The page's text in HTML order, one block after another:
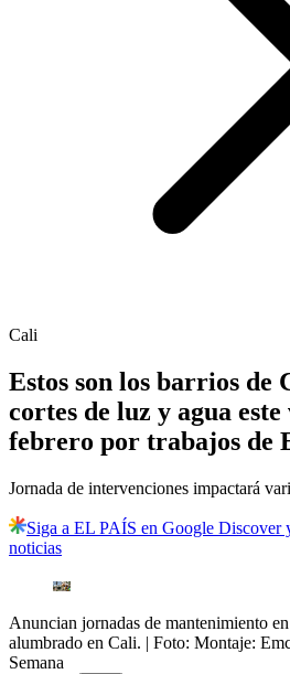
Cali
Estos son los barrios de
cortes de luz y agua este
febrero por trabajos de
Jornada de intervenciones impactará
Siga a EL PAÍS en Google Discover
noticias
Anuncian jornadas de mantenimiento
alumbrado en Cali. | Foto: Montaje:
Semana